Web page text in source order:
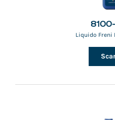
Liquido Freni